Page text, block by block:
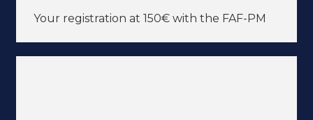
Your registration at 150€ with the FAF-PM